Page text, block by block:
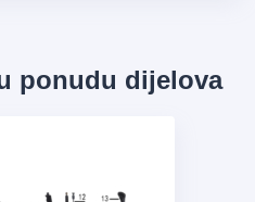
ponudu dijelova